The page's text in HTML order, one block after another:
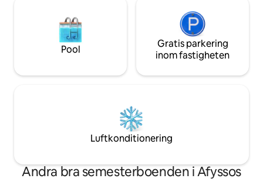
Pool
Gratis parkering
inom fastigheten
Luftkonditionering
Andra bra semesterboenden i Afyssos